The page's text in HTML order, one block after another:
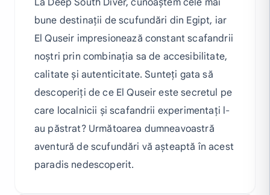
bune destinații de scufundări din Egipt, iar
El Quseir impresionează constant scafandrii
noștri prin combinația sa de accesibilitate,
calitate și autenticitate. Sunteți gata să
descoperiți de ce El Quseir este secretul pe
care localnicii și scafandrii experimentați l-
au păstrat? Următoarea dumneavoastră
aventură de scufundări vă așteaptă în acest
paradis nedescoperit.